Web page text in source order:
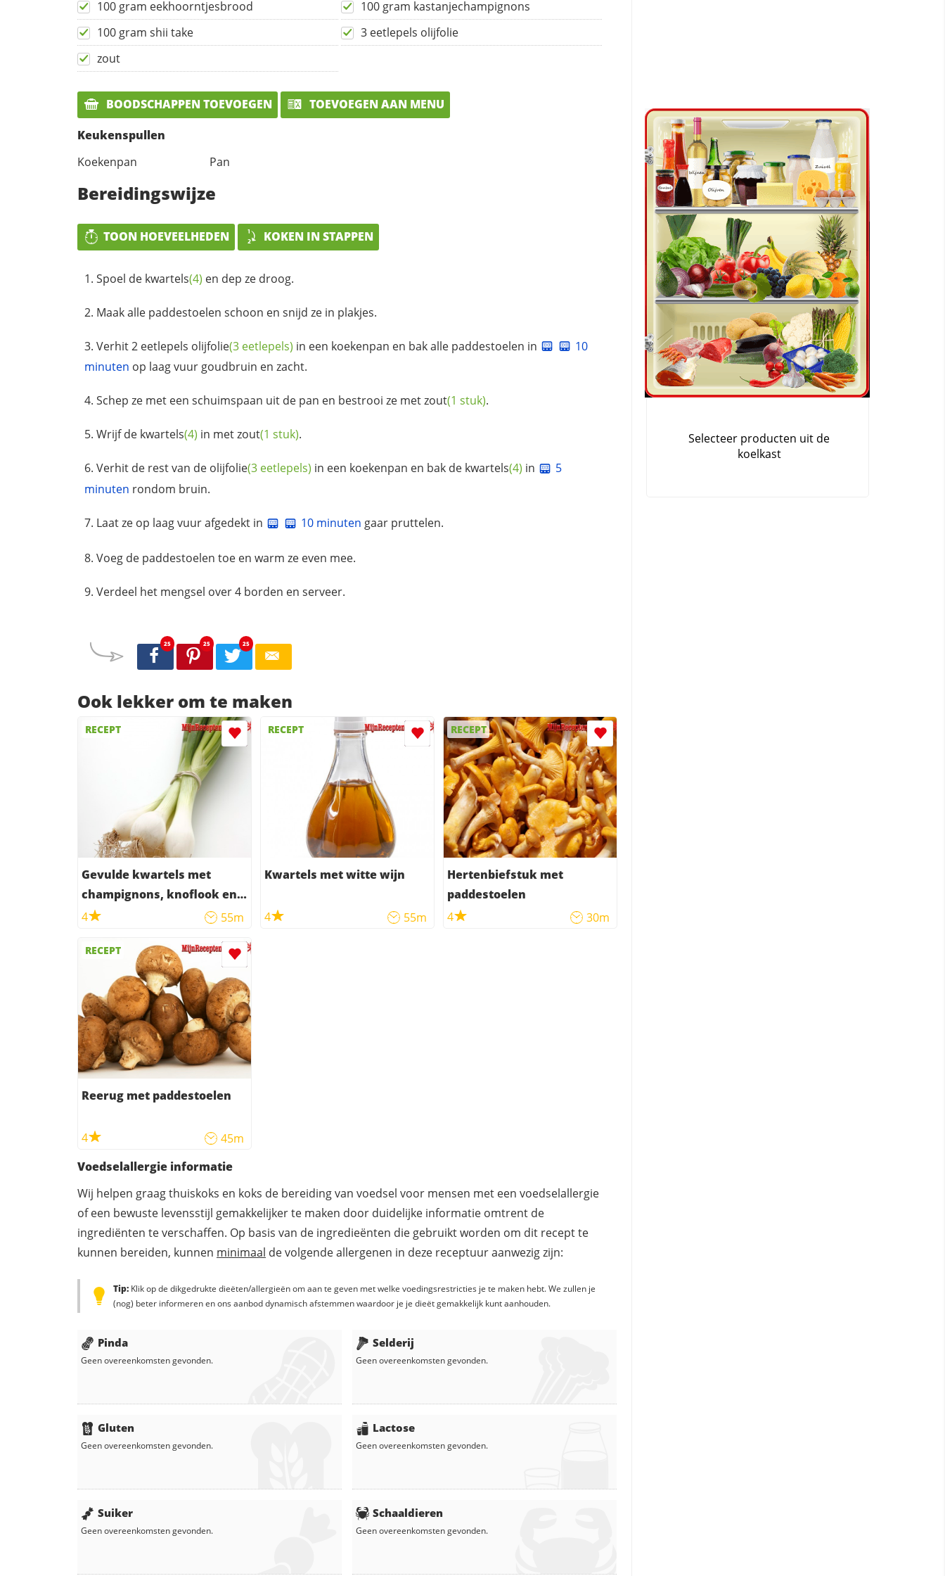
100 gram eekhoorntjesbrood
100 gram kastanjechampignons
100 gram shii take
3 eetlepels olijfolie
zout
BOODSCHAPPEN TOEVOEGEN
TOEVOEGEN AAN MENU
Keukenspullen
Koekenpan
Pan
Bereidingswijze
TOON HOEVEELHEDEN KOKEN IN STAPPEN
Spoel de kwartels(4) en dep ze droog.
Maak alle paddestoelen schoon en snijd ze in plakjes.
Verhit 2 eetlepels olijfolie(3 eetlepels) in een koekenpan en bak alle paddestoelen in
10
minuten op laag vuur goudbruin en zacht.
Schep ze met een schuimspaan uit de pan en bestrooi ze metzout(1 stuk).
Wrijf de kwartels(4) in metzout(1 stuk).
Verhit de rest van de olijfolie(3 eetlepels) in een koekenpan en bak de kwartels(4) in
5
minuten rondom bruin.
Laat ze op laag vuur afgedekt in 10 minuten gaar pruttelen.
Voeg de paddestoelen toe en warm ze even mee.
Verdeel het mengsel over 4 borden en serveer.
25 25 25
Ook lekker om te maken
RECEPT
Gevulde kwartels met
champignons, knoflook en
ganzenleverpatÃ©
4 55m
RECEPT
Kwartels met witte wijn
4 55m
RECEPT
Hertenbiefstuk met
paddestoelen
4
30m
RECEPT
Reerug met paddestoelen
4
45m
Voedselallergie informatie
Wij helpen graag thuiskoks en koks de bereiding van voedsel voor mensen met een voedselallergie
of een bewuste levensstijl gemakkelijker te maken door duidelijke informatie omtrent de
ingrediënten te verschaffen. Op basis van de ingredieënten die gebruikt worden om dit recept te
kunnen bereiden, kunnen minimaal de volgende allergenen in deze receptuur aanwezig zijn:
Tip: Klik op de dikgedrukte dieëten/allergieën om aan te geven met welke voedingsrestricties je te maken hebt. We zullen je
(nog) beter informeren en ons aanbod dynamisch afstemmen waardoor je je dieët gemakkelijk kunt aanhouden.
Pinda
Geen overeenkomsten gevonden.
Gluten
Geen overeenkomsten gevonden.
Suiker
Geen overeenkomsten gevonden.
Selderij
Geen overeenkomsten gevonden.
Lactose
Geen overeenkomsten gevonden.
Schaaldieren
Geen overeenkomsten gevonden.